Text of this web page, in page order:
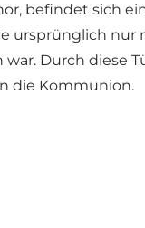
befindet sich
ursprünglich nur
war. Durch diese
die Kommunion.